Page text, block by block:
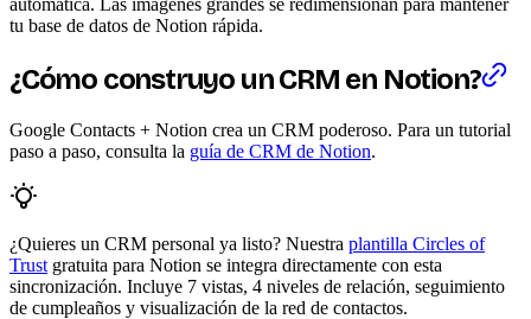
tu base de datos de Notion rápida.
¿Cómo construyo un CRM en Notion?
Google Contacts + Notion crea un CRM poderoso. Para un tutorial
paso a paso, consulta la guía de CRM de Notion.
¿Quieres un CRM personal ya listo? Nuestra plantilla Circles of
Trust gratuita para Notion se integra directamente con esta
sincronización. Incluye 7 vistas, 4 niveles de relación, seguimiento
de cumpleaños y visualización de la red de contactos.